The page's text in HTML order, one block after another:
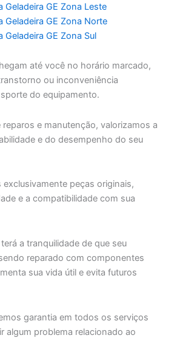
Geladeira GE Zona Leste
Geladeira GE Zona Norte
Geladeira GE Zona Sul
até você no horário marcado,
ou inconveniência
do equipamento.
e manutenção, valorizamos a
e do desempenho do seu
exclusivamente peças originais,
e a compatibilidade com sua
a tranquilidade de que seu
reparado com componentes
sua vida útil e evita futuros
garantia em todos os serviços
algum problema relacionado ao